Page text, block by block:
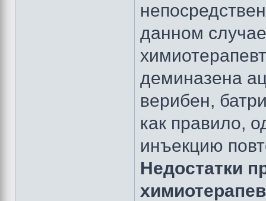
данном
деминазена
верибен,
как правило,
инъекцию
Недостатки